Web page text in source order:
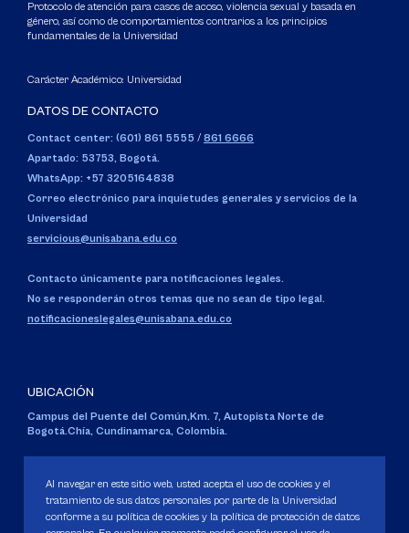
Protocolo de atención para casos de acoso, violencia sexual y basada en
género, así como de comportamientos contrarios a los principios
fundamentales de la Universidad
Carácter Académico: Universidad
DATOS DE CONTACTO
Contact center: (601) 861 5555 / 861 6666
Apartado: 53753, Bogotá.
WhatsApp: +57 3205164838
Correo electrónico para inquietudes generales y servicios de la
Universidad
servicious@unisabana.edu.co
Contacto únicamente para notificaciones legales.
No se responderán otros temas que no sean de tipo legal.
notificacioneslegales@unisabana.edu.co
UBICACIÓN
Campus del Puente del Común, Km. 7, Autopista Norte de
Bogotá.Chía, Cundinamarca, Colombia.
Personería Jurídica:Resolución 130 del 14 de enero de 1980.
Ministerio de Educación Nacional.
Al navegar en este sitio web, usted acepta el uso de cookies y el
tratamiento de sus datos personales por parte de la Universidad
conforme a su política de cookies y la política de protección de datos